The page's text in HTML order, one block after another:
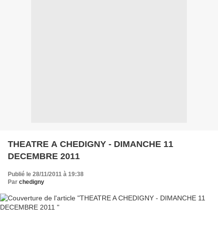
THEATRE A CHEDIGNY - DIMANCHE 11
DECEMBRE 2011
Publié le 28/11/2011 à 19:38
Par chedigny